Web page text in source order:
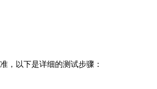
，以下是详细的测试步骤：